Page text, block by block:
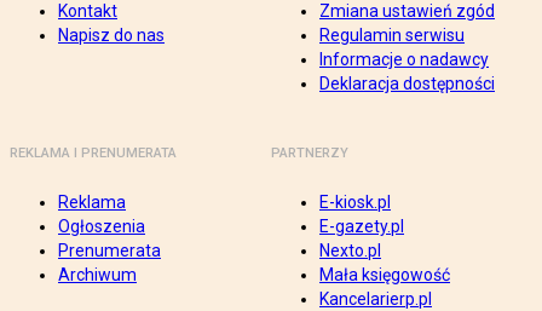
Kontakt
Napisz do nas
Zmiana ustawień zgód
Regulamin serwisu
Informacje o nadawcy
Deklaracja dostępności
REKLAMA I PRENUMERATA
Reklama
Ogłoszenia
Prenumerata
Archiwum
PARTNERZY
E-kiosk.pl
E-gazety.pl
Nexto.pl
Mała księgowość
Kancelarierp.pl